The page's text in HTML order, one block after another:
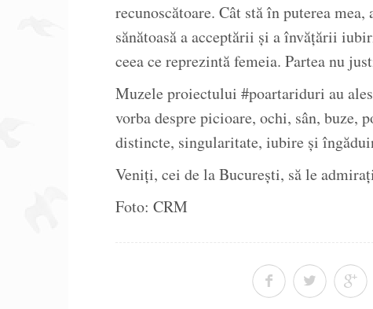
recunoscătoare. Cât stă în puterea
sănătoasă a acceptării și a învățării
ceea ce reprezintă femeia. Partea nu
Muzele proiectului #poartariduri au
vorba despre picioare, ochi, sân, buze,
distincte, singularitate, iubire și
Veniți, cei de la București, să le
Foto: CRM